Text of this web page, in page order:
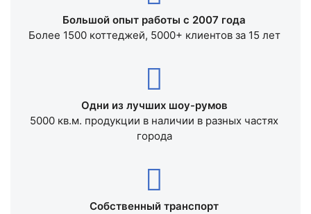
Большой опыт работы с 2007 года
Более 1500 коттеджей, 5000+ клиентов за 15 лет
Одни из лучших шоу-румов
5000 кв.м. продукции в наличии в разных частях
города
Собственный транспорт